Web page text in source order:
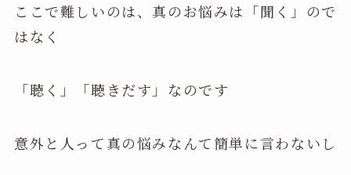
ここで難しいのは、真のお悩みは「聞く」ので
はなく
「聴く」「聴きだす」なのです
意外と人って真の悩みなんて簡単に言わないし